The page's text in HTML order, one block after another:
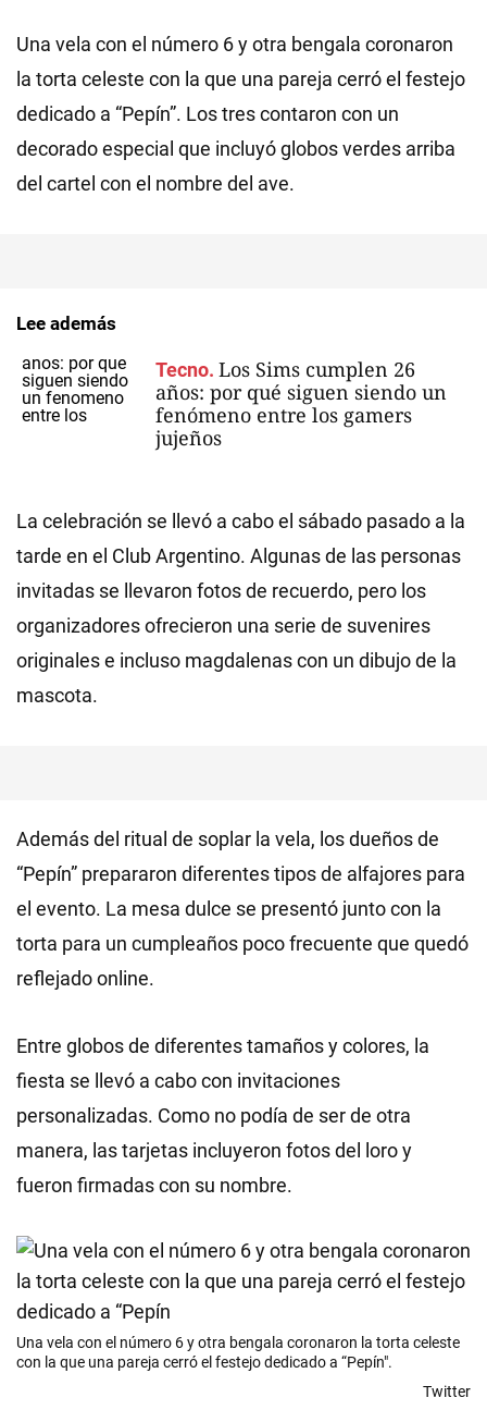
Una vela con el número 6 y otra bengala coronaron
la torta celeste con la que una pareja cerró el festejo
dedicado a “Pepín”. Los tres contaron con un
decorado especial que incluyó globos verdes arriba
del cartel con el nombre del ave.
Lee además
Tecno. Los Sims cumplen 26
años: por qué siguen siendo un
fenómeno entre los gamers
jujeños
La celebración se llevó a cabo el sábado pasado a la
tarde en el Club Argentino. Algunas de las personas
invitadas se llevaron fotos de recuerdo, pero los
organizadores ofrecieron una serie de suvenires
originales e incluso magdalenas con un dibujo de la
mascota.
Además del ritual de soplar la vela, los dueños de
“Pepín” prepararon diferentes tipos de alfajores para
el evento. La mesa dulce se presentó junto con la
torta para un cumpleaños poco frecuente que quedó
reflejado online.
Entre globos de diferentes tamaños y colores, la
fiesta se llevó a cabo con invitaciones
personalizadas. Como no podía de ser de otra
manera, las tarjetas incluyeron fotos del loro y
fueron firmadas con su nombre.
Una vela con el número 6 y otra bengala coronaron la torta celeste
con la que una pareja cerró el festejo dedicado a “Pepín".
Twitter